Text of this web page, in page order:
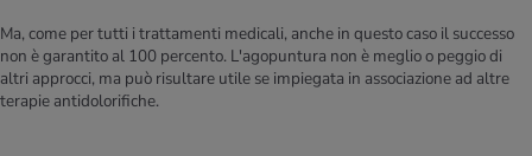
Ma, come per tutti i trattamenti medicali, anche in questo caso il successo
non è garantito al 100 percento. L'agopuntura non è meglio o peggio di
altri approcci, ma può risultare utile se impiegata in associazione ad altre
terapie antidolorifiche.